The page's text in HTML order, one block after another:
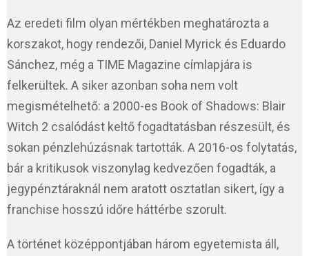
Az eredeti film olyan mértékben meghatározta a
korszakot, hogy rendezői, Daniel Myrick és Eduardo
Sánchez, még a TIME Magazine címlapjára is
felkerültek. A siker azonban soha nem volt
megismételhető: a 2000-es Book of Shadows: Blair
Witch 2 csalódást keltő fogadtatásban részesült, és
sokan pénzlehúzásnak tartották. A 2016-os folytatás,
bár a kritikusok viszonylag kedvezően fogadták, a
jegypénztáraknál nem aratott osztatlan sikert, így a
franchise hosszú időre háttérbe szorult.
A történet középpontjában három egyetemista áll,